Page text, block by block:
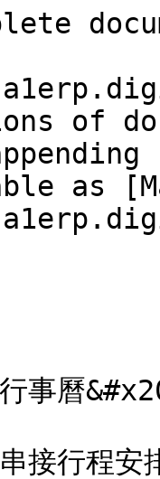
of
as
事曆
接行程